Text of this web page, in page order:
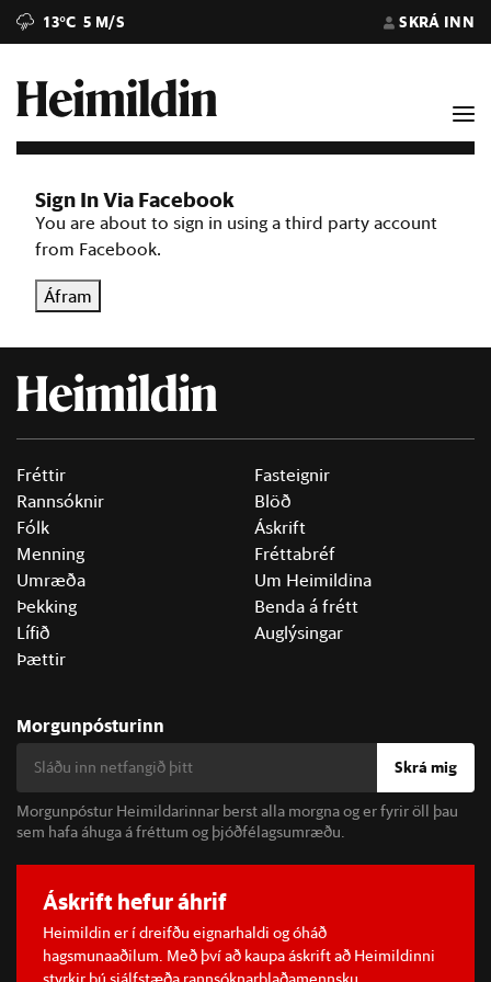
13°C 5 M/S SKRÁ INN
Sign In Via Facebook
You are about to sign in using a third party account
from Facebook.
Áfram
Fréttir
Rannsóknir
Fólk
Menning
Umræða
Þekking
Lífið
Þættir
Fasteignir
Blöð
Áskrift
Fréttabréf
Um Heimildina
Benda á frétt
Auglýsingar
Morgunpósturinn
Skrá mig
Morgunpóstur Heimildarinnar berst alla morgna og er fyrir öll þau
sem hafa áhuga á fréttum og þjóðfélagsumræðu.
Áskrift hefur áhrif
Heimildin er í dreifðu eignarhaldi og óháð
hagsmunaaðilum. Með því að kaupa áskrift að Heimildinni